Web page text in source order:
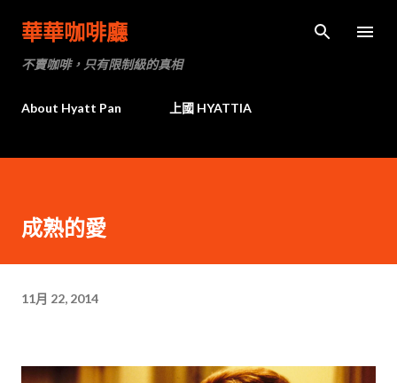
華華咖啡廳
不賣咖啡，只有限制級的真相
About Hyatt Pan 上國 HYATTIA
成熟的愛
11月 22, 2014